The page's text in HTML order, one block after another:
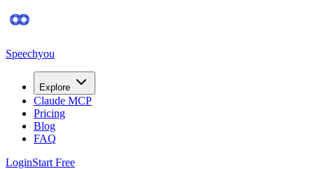
Speechyou
Explore
Claude MCP
Pricing
Blog
FAQ
LoginStart Free